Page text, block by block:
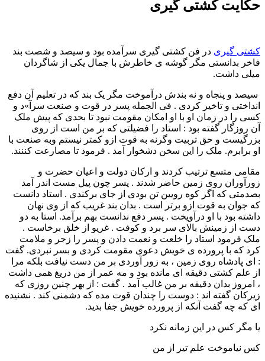
حکایت کشتى گیرى
کشتى گیرى در فن کشتى گیرى سرآمده بود و سیصد و شصت بند
فاخر بدانستی مگر گوشه ی خاطرش با جمال یکی از شاگردان
میلی داشت.
سیصد و پنجاه و نه بندش درآموخت مگر یک بند که در تعلیم آن دفع
انداختی و تاخیر کردی . فی الجمله پسر در قوت و صنعت سرآ»د و
کسی را در زمان او با او امکان مقومت نبود تا بحدی که پیش ملک
آن روزگار گفته بود : استاد را فضیلتی که بر من است از روی
بزرگیست و حق تربیت وگرنه به قوت ازو کمتر نیستم وبه صنعت با
او برابرم. ملک را این سخن دشخوار آمد . فرمود تا مصارعت کننند.
مقامی متسع ترتیب کردند و ارکان دولت و اعیان حضرت و
زورآوران روی زمین حاضر شدند . پسر چون پیل مست اندر آمد
بصدمتی که اگر کوه رویین تن بودی از جای برکندی . استاد دانست
که جوان به قوت ازو برتر است . بدان بند غریب که از وی نهان
داشته بود با او درآویخت . پسر دفع ندانست بهم برآمد. استا به دو
دست از زمینش بالای سر برد و کوفت . غریو از خلق برخاست .
ملک فرمود استاد را خلعت و نعمت دادن و پسر را زجر و ملامت
کرد که با پرورده ی خویش دعوی مقومت کردی و بسر نبردی. گفت
: ای پادشاه روی زمین ، به زور آوردی بر من دست نیافت بلکه مرا
از علم کشتی دقیقه ای مانده بود و مه عمر از من دریغ همی داشت
، امروز بدان دقیقه بر من غالب آمد . گفت : از بهر چنین روزی که
زیرکان گفته اند : دوست را چندان قوت مده که دشمنی کند . نشنیده
ای که چه گفت آنکه از پرورده خویش جفا بدید.
یا مگر کس در این زمانه نکرد
کس نیاموخت علم تیر از من